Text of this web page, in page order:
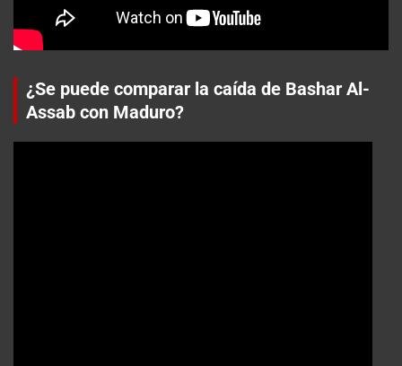
¿Se puede comparar la caída de Bashar Al-
Assab con Maduro?